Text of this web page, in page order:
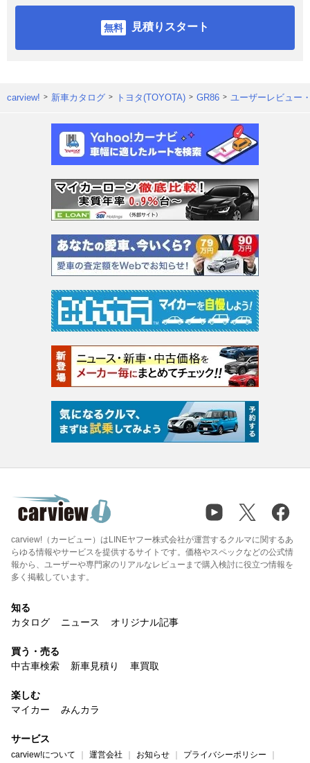
見積りスタート
carview! 新車カタログ トヨタ(TOYOTA) GR86 ユーザーレビュー
carview!（カービュー）はLINEヤフー株式会社が運営するクルマに関するあ
らゆる情報やサービスを提供するサイトです。価格やスペックなどの公式情
報から、ユーザーや専門家のリアルなレビューまで購入検討に役立つ情報を
多く掲載しています。
知る
カタログ
ニュース オリジナル記事
買う・売る
中古車検索
新車見積り 車買取
楽しむ
マイカー
みんカラ
サービス
carview!について 運営会社 お知らせ プライバシーポリシー